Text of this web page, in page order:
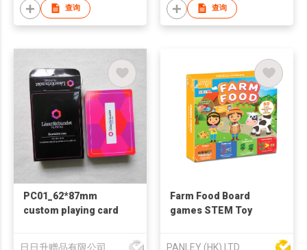
查询 查询
PC01_62*87mm
custom playing card
日日升赠品有限公司
Farm Food Board
games STEM Toy
PANLEY (HK) LTD